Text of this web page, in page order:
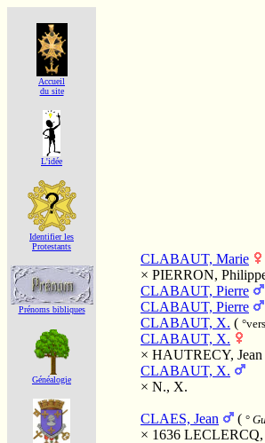
Accueil
du site
L'idée
Identifier les
Protestants
Prénoms bibliques
Généalogie
CLABAUT, Marie
× PIERRON,
CLABAUT, Pierre
CLABAUT, Pierre
CLABAUT, X. (
CLABAUT, X.
× HAUTRECY, Jean
CLABAUT, X.
× N., X.
CLAES, Jean ( °
× 1636 LECLERCQ,